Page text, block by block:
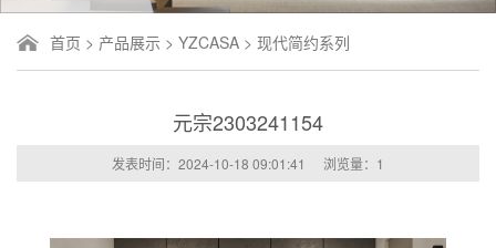
首页 > 产品展示 > YZCASA > 现代简约系列
元宗2303241154
发表时间：2024-10-18 09:01:41 浏览量： 1